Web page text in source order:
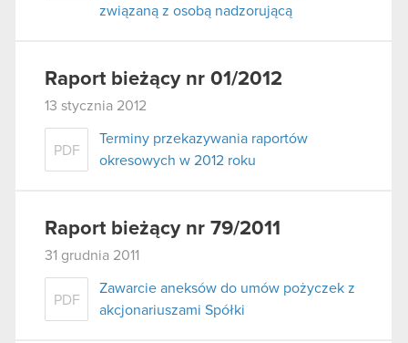
związaną z osobą nadzorującą
Raport bieżący nr 01/2012
13 stycznia 2012
PDF
Terminy przekazywania raportów
okresowych w 2012 roku
Raport bieżący nr 79/2011
31 grudnia 2011
PDF
Zawarcie aneksów do umów pożyczek z
akcjonariuszami Spółki